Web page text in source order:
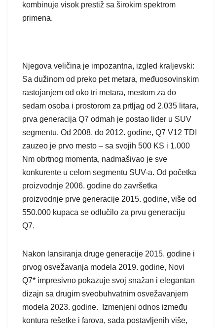
kombinuje visok prestiž sa širokim spektrom
primena.
Njegova veličina je impozantna, izgled kraljevski:
Sa dužinom od preko pet metara, međuosovinskim
rastojanjem od oko tri metara, mestom za do
sedam osoba i prostorom za prtljag od 2.035 litara,
prva generacija Q7 odmah je postao lider u SUV
segmentu. Od 2008. do 2012. godine, Q7 V12 TDI
zauzeo je prvo mesto – sa svojih 500 KS i 1.000
Nm obrtnog momenta, nadmašivao je sve
konkurente u celom segmentu SUV-a. Od početka
proizvodnje 2006. godine do završetka
proizvodnje prve generacije 2015. godine, više od
550.000 kupaca se odlučilo za prvu generaciju
Q7.
Nakon lansiranja druge generacije 2015. godine i
prvog osvežavanja modela 2019. godine, Novi
Q7* impresivno pokazuje svoj snažan i elegantan
dizajn sa drugim sveobuhvatnim osvežavanjem
modela 2023. godine. Izmenjeni odnos između
kontura rešetke i farova, sada postavljenih više,